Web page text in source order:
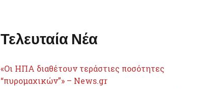
Τελευταία Νέα
«Οι ΗΠΑ διαθέτουν τεράστιες ποσότητες
“πυρομαχικών”» – News.gr